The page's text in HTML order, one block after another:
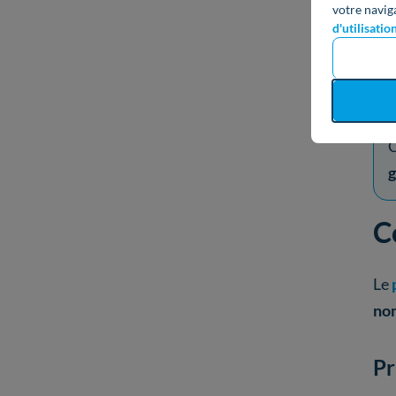
votre
Le